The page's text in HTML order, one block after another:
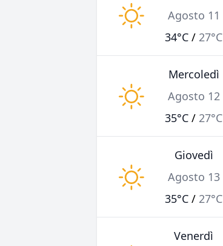
Agosto 11
34°C / 27°C
Mercoledì
Agosto 12
35°C / 27°C
Giovedì
Agosto 13
35°C / 27°C
Venerdì